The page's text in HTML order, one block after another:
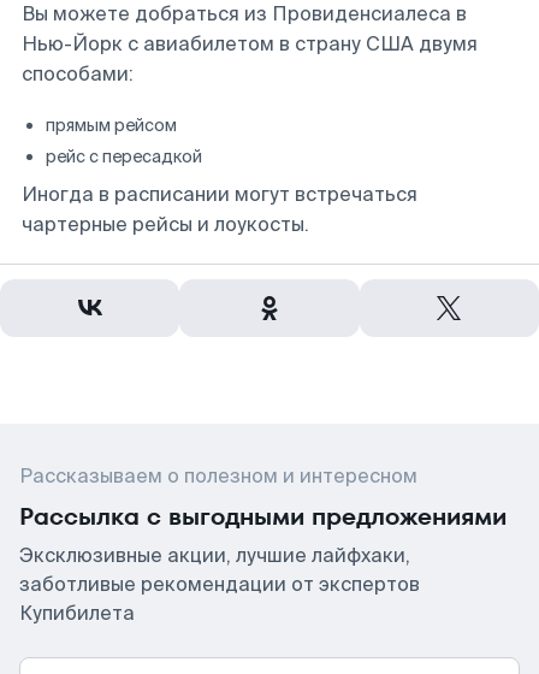
Вы можете добраться из Провиденсиалеса в
Нью-Йорк с авиабилетом в страну США двумя
способами:
прямым рейсом
рейс с пересадкой
Иногда в расписании могут встречаться
чартерные рейсы и лоукосты.
Рассказываем о полезном и интересном
Рассылка с выгодными предложениями
Эксклюзивные акции, лучшие лайфхаки,
заботливые рекомендации от экспертов
Купибилета